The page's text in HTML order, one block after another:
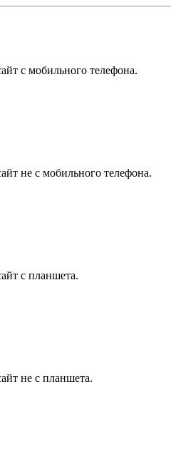
с мобильного телефона.
не с мобильного телефона.
с планшета.
не с планшета.